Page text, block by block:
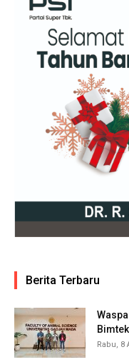
Berita Terbaru
Rabu, 8